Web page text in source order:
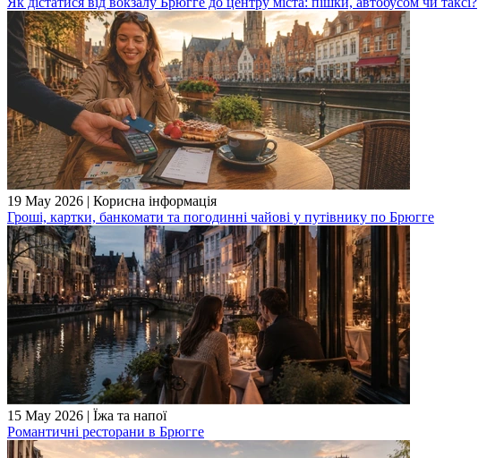
19 May 2026 | Корисна інформація
Гроші, картки, банкомати та погодинні чайові у путівнику по Брюгге
15 May 2026 | Їжа та напої
Романтичні ресторани в Брюгге